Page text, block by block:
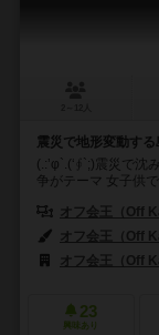
震災で地形変動す
(.:’φ`.(‘∮`;)震災で
争がテーマ 女子供
オフ会王（Off
オフ会王（Off
オフ会王（Off
23
興味あり